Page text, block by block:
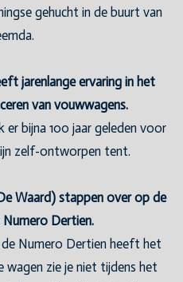
gehucht in de buurt van
jarenlange ervaring in het
van vouwwagens.
bijna 100 jaar geleden voor
zelf-ontworpen tent.
Waard) stappen over op de
Numero Dertien.
Numero Dertien heeft het
wagen zie je niet tijdens het